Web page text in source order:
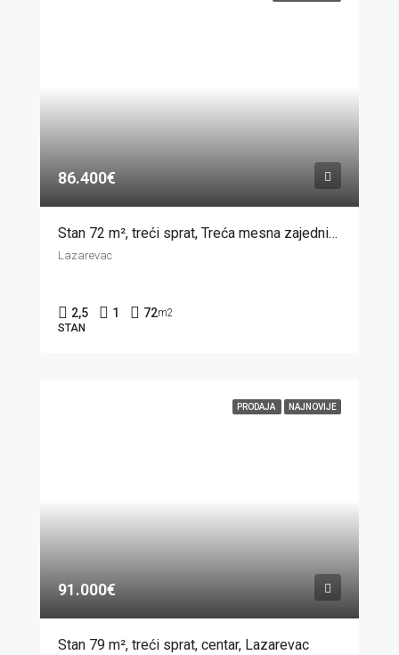
86.400€
Stan 72 m², treći sprat, Treća mesna zajednica, Lazarevac
Lazarevac
2,5 1 72m2
STAN
PRODAJA NAJNOVIJE
91.000€
Stan 79 m², treći sprat, centar, Lazarevac